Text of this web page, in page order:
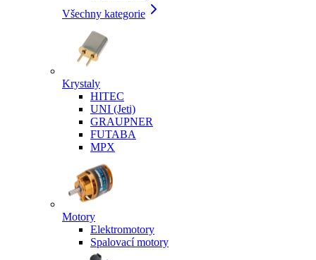
Všechny kategorie
Krystaly
HITEC
UNI (Jeti)
GRAUPNER
FUTABA
MPX
Motory
Elektromotory
Spalovací motory